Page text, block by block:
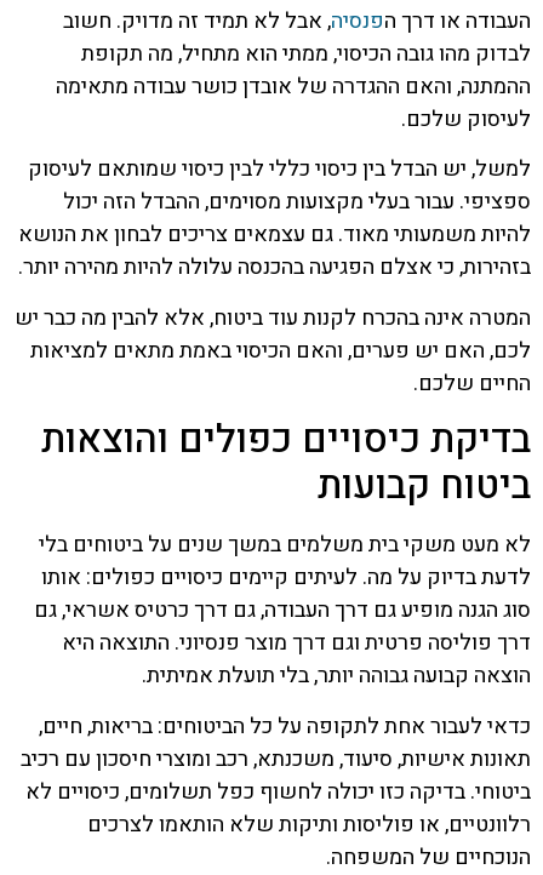
העבודה או דרך הפנסיה, אבל לא תמיד זה מדויק. חשוב
לבדוק מהו גובה הכיסוי, ממתי הוא מתחיל, מה תקופת
ההמתנה, והאם ההגדרה של אובדן כושר עבודה מתאימה
לעיסוק שלכם.
למשל, יש הבדל בין כיסוי כללי לבין כיסוי שמותאם לעיסוק
ספציפי. עבור בעלי מקצועות מסוימים, ההבדל הזה יכול
להיות משמעותי מאוד. גם עצמאים צריכים לבחון את הנושא
בזהירות, כי אצלם הפגיעה בהכנסה עלולה להיות מהירה יותר.
המטרה אינה בהכרח לקנות עוד ביטוח, אלא להבין מה כבר יש
לכם, האם יש פערים, והאם הכיסוי באמת מתאים למציאות
החיים שלכם.
בדיקת כיסויים כפולים והוצאות
ביטוח קבועות
לא מעט משקי בית משלמים במשך שנים על ביטוחים בלי
לדעת בדיוק על מה. לעיתים קיימים כיסויים כפולים: אותו
סוג הגנה מופיע גם דרך העבודה, גם דרך כרטיס אשראי, גם
דרך פוליסה פרטית וגם דרך מוצר פנסיוני. התוצאה היא
הוצאה קבועה גבוהה יותר, בלי תועלת אמיתית.
כדאי לעבור אחת לתקופה על כל הביטוחים: בריאות, חיים,
תאונות אישיות, סיעוד, משכנתא, רכב ומוצרי חיסכון עם רכיב
ביטוחי. בדיקה כזו יכולה לחשוף כפל תשלומים, כיסויים לא
רלוונטיים, או פוליסות ותיקות שלא הותאמו לצרכים
הנוכחיים של המשפחה.